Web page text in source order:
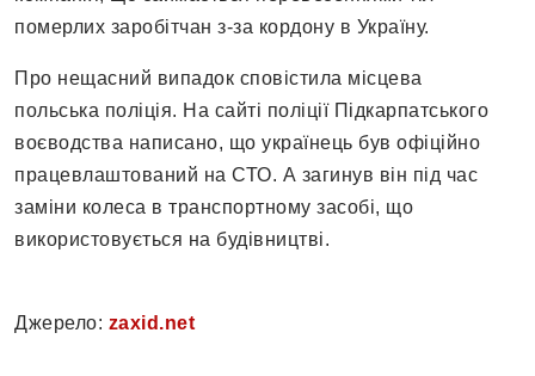
померлих заробітчан з-за кордону в Україну.
Про нещасний випадок сповістила місцева
польська поліція. На сайті поліції Підкарпатського
воєводства написано, що українець був офіційно
працевлаштований на СТО. А загинув він під час
заміни колеса в транспортному засобі, що
використовується на будівництві.
Джерело: zaxid.net